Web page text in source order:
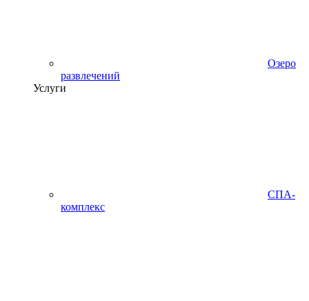
Озеро
развлечений
Услуги
СПА-
комплекс